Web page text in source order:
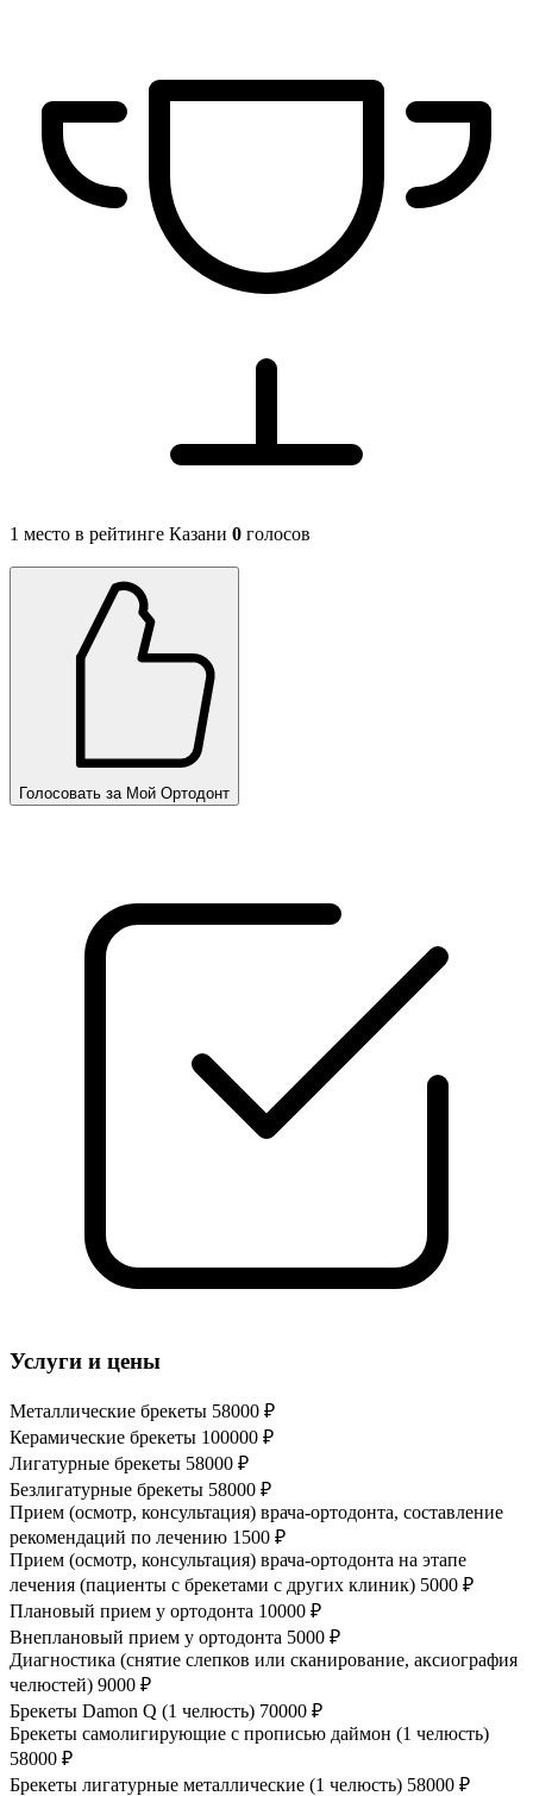
1 место в рейтинге Казани 0 голосов
Голосовать за Мой Ортодонт
Услуги и цены
Металлические брекеты 58000 ₽
Керамические брекеты 100000 ₽
Лигатурные брекеты 58000 ₽
Безлигатурные брекеты 58000 ₽
Прием (осмотр, консультация) врача-ортодонта, составление
рекомендаций по лечению 1500 ₽
Прием (осмотр, консультация) врача-ортодонта на этапе
лечения (пациенты с брекетами с других клиник) 5000 ₽
Плановый прием у ортодонта 10000 ₽
Внеплановый прием у ортодонта 5000 ₽
Диагностика (снятие слепков или сканирование, аксиография
челюстей) 9000 ₽
Брекеты Damon Q (1 челюсть) 70000 ₽
Брекеты самолигирующие с прописью даймон (1 челюсть)
58000 ₽
Брекеты лигатурные металлические (1 челюсть) 58000 ₽